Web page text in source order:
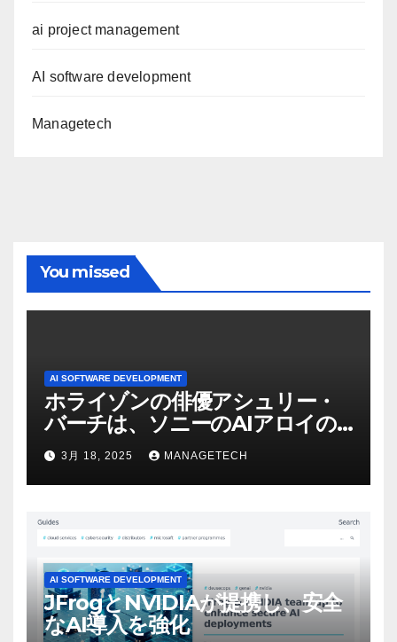
ai project management
AI software development
Managetech
You missed
AI SOFTWARE DEVELOPMENT
ホライゾンの俳優アシュリー・
バーチは、ソニーのAIアロイの
ビデオを見て「ゲームパフォー
マンスという芸術形式に不安を
感じた」と語る – IGN
3月 18, 2025 MANAGETECH
AI SOFTWARE DEVELOPMENT
JFrogとNVIDIAが提携し、安全
なAI導入を強化